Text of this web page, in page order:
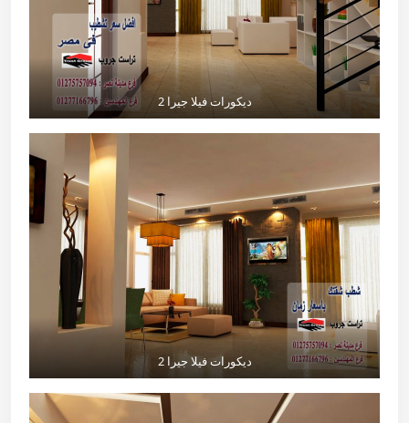
ديكورات فيلا جيرا 2
ديكورات فيلا جيرا 2